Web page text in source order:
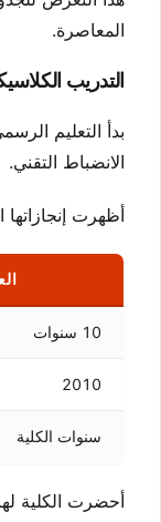
المعاصرة.
التدريب
بدأ التعليم
الانضباط التقني.
أظهرت
10 سنوات
2010
سنوات الكلية
أحضرت الكلية